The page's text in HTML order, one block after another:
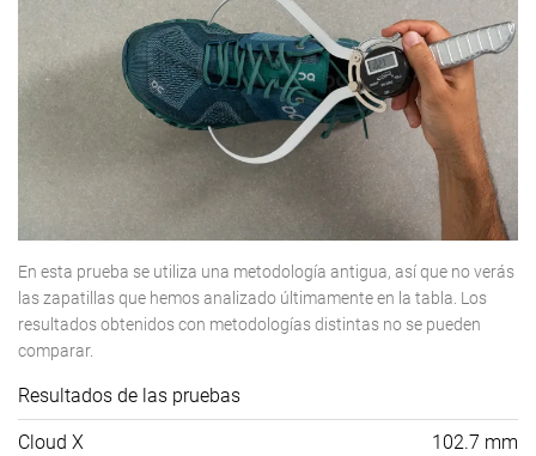
En esta prueba se utiliza una metodología antigua, así que no verás
las zapatillas que hemos analizado últimamente en la tabla. Los
resultados obtenidos con metodologías distintas no se pueden
comparar.
Resultados de las pruebas
Cloud X 102.7 mm